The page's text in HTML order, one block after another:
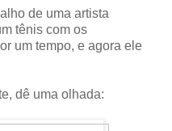
de uma artista
tênis com os
um tempo, e agora ele
dê uma olhada: